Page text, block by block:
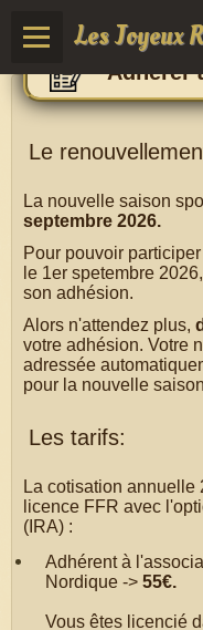
Adhérer
Le
La nouvelle saison
septembre 2026.
Pour pouvoir
le 1er spetembre
son adhésion.
Alors n'attendez plus,
votre adhésion. Votre
adressée
pour la nouvelle
Les tarifs:
La cotisation annuelle
licence FFR avec
(IRA) :
Adhérent à
Nordique -> 55€.
Vous êtes licencié